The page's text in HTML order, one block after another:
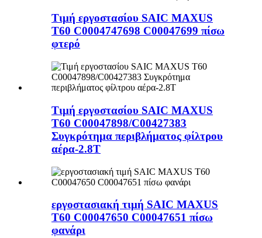
Τιμή εργοστασίου SAIC MAXUS
T60 C0004747698 C00047699 πίσω
φτερό
Τιμή εργοστασίου SAIC MAXUS
T60 C00047898/C00427383
Συγκρότημα περιβλήματος φίλτρου
αέρα-2.8T
εργοστασιακή τιμή SAIC MAXUS
T60 C00047650 C00047651 πίσω
φανάρι